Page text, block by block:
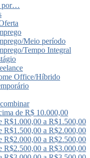
por…
Meio período
Tempo Integral
Office/Híbrido
de R$ 10.000,00
R$1.000,00 a R$1.500,00
R$1.500,00 a R$2.000,00
R$2.000,00 a R$2.500,00
R$2.500,00 a R$3.000,00